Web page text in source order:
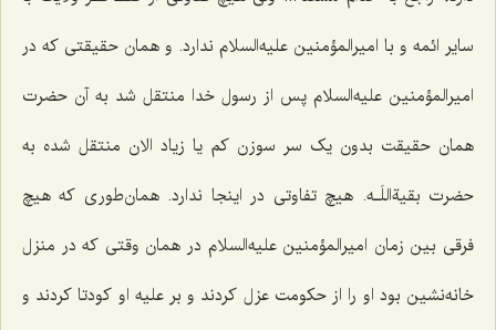
سایر ائمه و با امیرالمؤمنین علیه‌السلام ندارد. و همان حقیقتی که در
امیرالمؤمنین علیه‌السلام پس از رسول خدا منتقل شد به آن حضرت
همان حقیقت بدون یک سر سوزن کم یا زیاد الان منتقل شده به
حضرت بقیةاللَـه. هیچ تفاوتی در اینجا ندارد. همان‌طوری که هیچ
فرقی بین زمان امیرالمؤمنین علیه‌السلام در همان وقتی که در منزل
خانه‌نشین بود او را از حکومت عزل کردند و بر علیه او کودتا کردند و